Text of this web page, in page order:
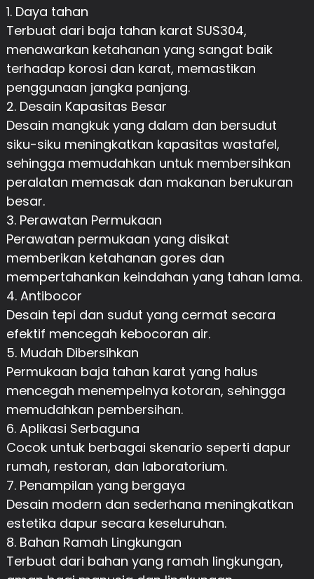
1. Daya tahan
Terbuat dari baja tahan karat SUS304,
menawarkan ketahanan yang sangat baik
terhadap korosi dan karat, memastikan
penggunaan jangka panjang.
2. Desain Kapasitas Besar
Desain mangkuk yang dalam dan bersudut
siku-siku meningkatkan kapasitas wastafel,
sehingga memudahkan untuk membersihkan
peralatan memasak dan makanan berukuran
besar.
3. Perawatan Permukaan
Perawatan permukaan yang disikat
memberikan ketahanan gores dan
mempertahankan keindahan yang tahan lama.
4. Antibocor
Desain tepi dan sudut yang cermat secara
efektif mencegah kebocoran air.
5. Mudah Dibersihkan
Permukaan baja tahan karat yang halus
mencegah menempelnya kotoran, sehingga
memudahkan pembersihan.
6. Aplikasi Serbaguna
Cocok untuk berbagai skenario seperti dapur
rumah, restoran, dan laboratorium.
7. Penampilan yang bergaya
Desain modern dan sederhana meningkatkan
estetika dapur secara keseluruhan.
8. Bahan Ramah Lingkungan
Terbuat dari bahan yang ramah lingkungan,